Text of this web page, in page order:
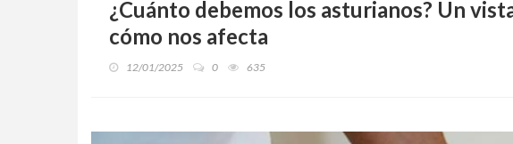
¿Cuánto debemos los asturianos? Un
cómo nos afecta
12/01/2025 0 635